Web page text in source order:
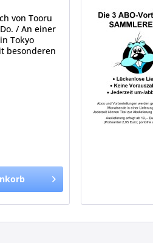
von Tooru
/ An einer
Tokyo
besonderen
wieder in